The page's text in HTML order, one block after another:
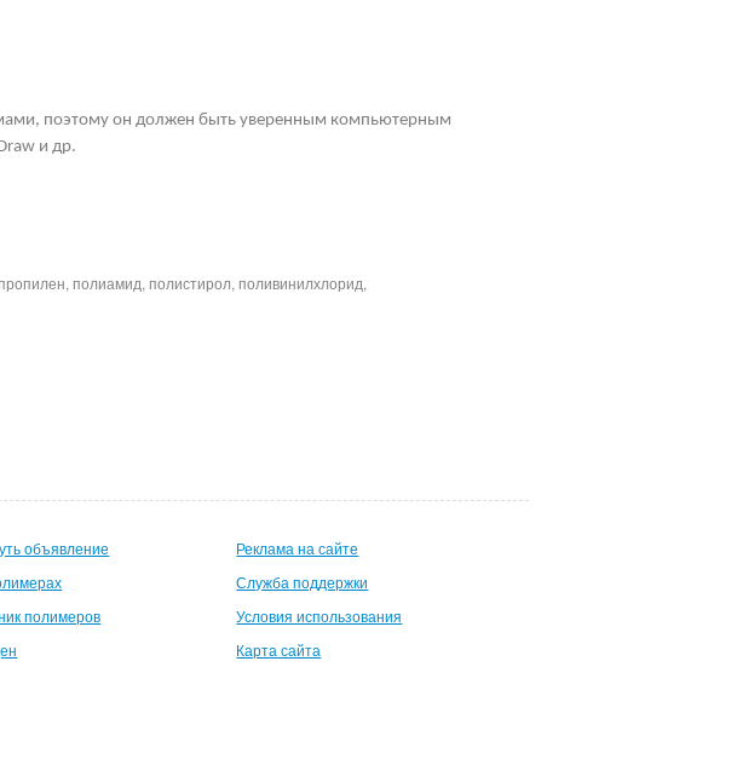
поэтому он должен быть уверенным компьютерным
и др.
полиамид, полистирол, поливинилхлорид,
объявление
полимеров
Реклама на сайте
Служба поддержки
Условия использования
Карта сайта